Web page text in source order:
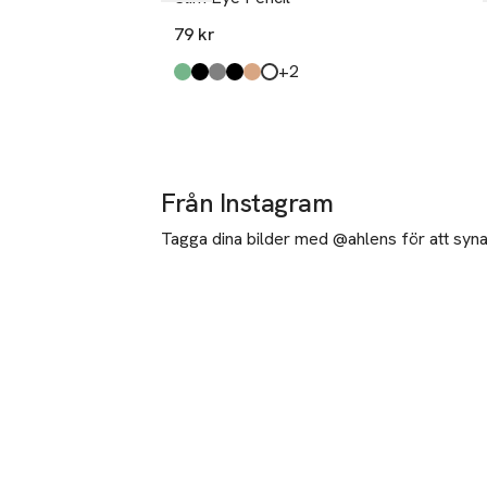
79 kr
Produkten finns i färgerna:
Emerald City,
Black,
Charcoal,
Black Shimmer,
Dark Brown,
White, +2
Från Instagram
Tagga dina bilder med @ahlens för att